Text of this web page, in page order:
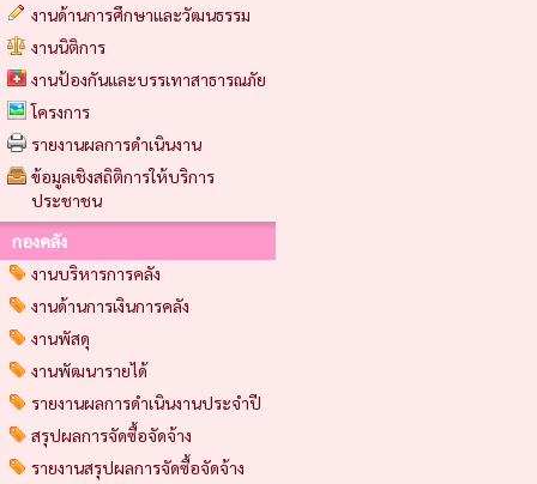
งานด้านการศึกษาและวัฒนธรรม
งานนิติการ
งานป้องกันและบรรเทาสาธารณภัย
โครงการ
รายงานผลการดำเนินงาน
ข้อมูลเชิงสถิติการให้บริการ
ประชาชน
กองคลัง
งานบริหารการคลัง
งานด้านการเงินการคลัง
งานพัสดุ
งานพัฒนารายได้
รายงานผลการดำเนินงานประจำปี
สรุปผลการจัดซื้อจัดจ้าง
รายงานสรุปผลการจัดซื้อจัดจ้าง